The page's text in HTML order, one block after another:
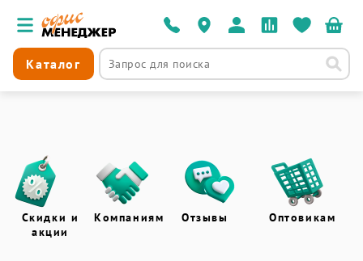
Каталог
Скидки и
акции
Компаниям Отзывы Оптовикам